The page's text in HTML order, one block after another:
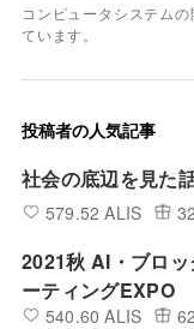
コンピュータシステム
ています。
投稿者の人気記事
社会の底辺を見た
579.52 ALIS
2021秋 AI・ブロ
ーティングEXPO
540.60 ALIS